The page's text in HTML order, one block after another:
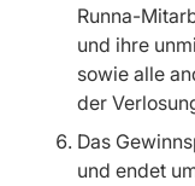
Runna-
und ihre
sowie alle
der
Das
und endet